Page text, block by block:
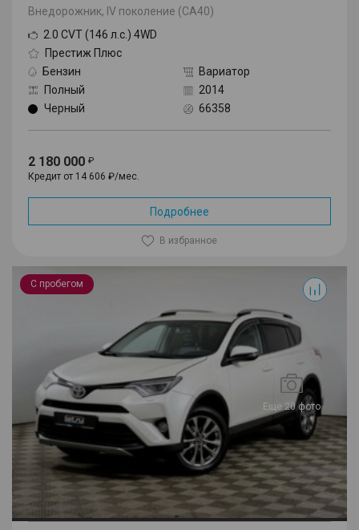
Внедорожник, IV поколение (CA40)
2.0 CVT (146 л.с.) 4WD
Престиж Плюс
Бензин
Вариатор
Полный
2014
Черный
66358
2 180 000
Кредит от 14 606 ₽/мес.
Подробнее
В избранное
С пробегом
Еще 20 фото
RAV4